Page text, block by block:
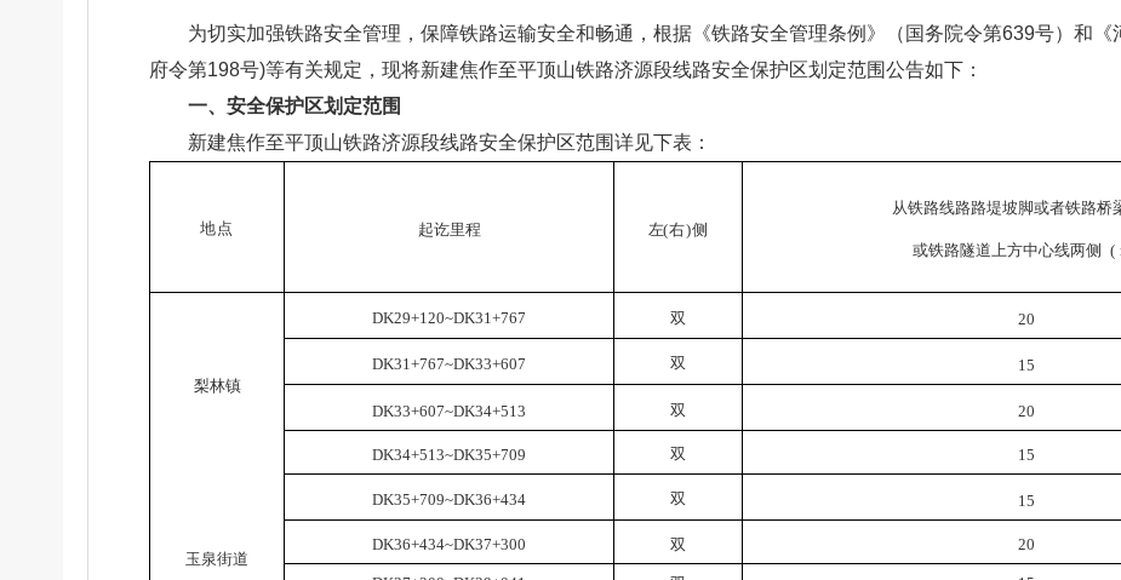
为切实加强铁路安全管理，保障铁路运输安全和畅通，根据《铁路安全管理条例》（国务院令第639号）和
府令第198号)等有关规定，现将新建焦作至平顶山铁路济源段线路安全保护区划定范围公告如下：
一、安全保护区划定范围
新建焦作至平顶山铁路济源段线路安全保护区范围详见下表：
地点 起讫里程 左(右)侧
从铁路线路路堤坡脚或者铁路桥
或铁路隧道上方中心线两侧 (
梨林镇
DK29+120~DK31+767 双 20
DK31+767~DK33+607 双 15
DK33+607~DK34+513 双 20
DK34+513~DK35+709 双 15
玉泉街道
DK35+709~DK36+434 双 15
DK36+434~DK37+300 双 20